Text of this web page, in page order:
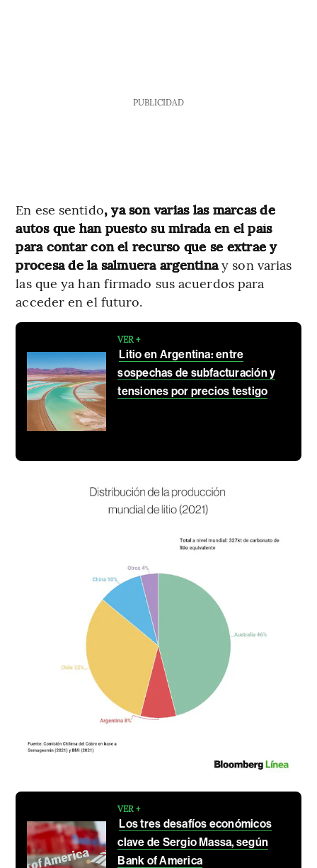
PUBLICIDAD
En ese sentido, ya son varias las marcas de
autos que han puesto su mirada en el país
para contar con el recurso que se extrae y
procesa de la salmuera argentinay son varias
las que ya han firmado sus acuerdos para
acceder en el futuro.
VER +
Litio en Argentina: entre
sospechas de subfacturación y
tensiones por precios testigo
VER +
Los tres desafíos económicos
clave de Sergio Massa, según
Bank of America